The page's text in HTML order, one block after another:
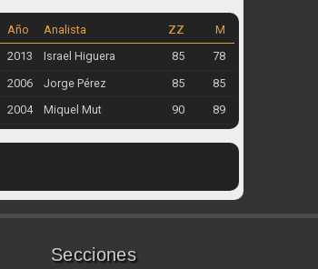
M
ZZ
Analista
Año
78
85
Israel Higuera
2013
85
85
Jorge Pérez
2006
89
90
Miquel Mut
2004
Secciones